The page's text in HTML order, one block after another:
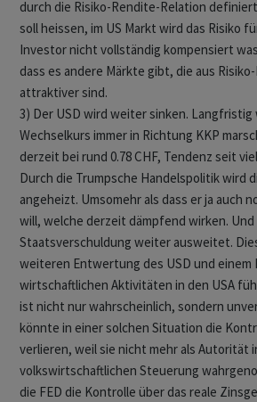
durch die Risiko-Rendite-Relation
soll heissen, im US Markt wird das Risiko
Investor nicht vollständig kompensiert
dass es andere Märkte gibt, die aus
attraktiver sind.
3) Der USD wird weiter sinken. Langfristig
Wechselkurs immer in Richtung KKP
derzeit bei rund 0.78 CHF, Tendenz seit
Durch die Trumpsche Handelspolitik wird
angeheizt. Umsomehr als dass er ja auch
will, welche derzeit dämpfend wirken. Und
Staatsverschuldung weiter ausweitet.
weiteren Entwertung des USD und einem
wirtschaftlichen Aktivitäten in den USA
ist nicht nur wahrscheinlich, sondern
könnte in einer solchen Situation die
verlieren, weil sie nicht mehr als Autorität
volkswirtschaftlichen Steuerung
die FED die Kontrolle über das reale